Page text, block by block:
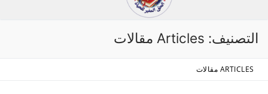
التصنيف: Articles مقالات
ARTICLES مقالات